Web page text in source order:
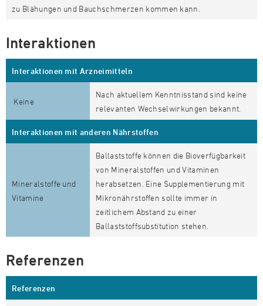
zu Blähungen und Bauchschmerzen kommen kann.
Interaktionen
Interaktionen mit Arzneimitteln
Keine
Nach aktuellem Kenntnisstand sind keine
relevanten Wechselwirkungen bekannt.
Interaktionen mit anderen Nährstoffen
Mineralstoffe und
Vitamine
Ballaststoffe können die Bioverfügbarkeit
von Mineralstoffen und Vitaminen
herabsetzen. Eine Supplementierung mit
Mikronährstoffen sollte immer in
zeitlichem Abstand zu einer
Ballaststoffsubstitution stehen.
Referenzen
Referenzen